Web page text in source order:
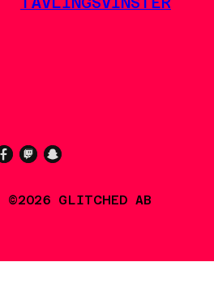
©2026 GLITCHED AB